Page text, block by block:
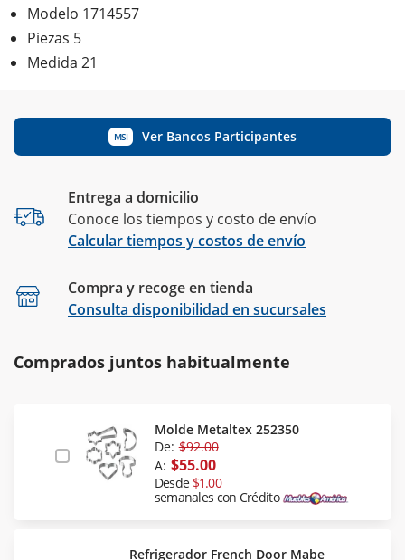
Modelo 1714557
Piezas 5
Medida 21
MSI Ver Bancos Participantes
Entrega a domicilio
Conoce los tiempos y costo de envío
Calcular tiempos y costos de envío
Compra y recoge en tienda
Consulta disponibilidad en sucursales
Comprados juntos habitualmente
Molde Metaltex 252350
De: $92.00
A: $55.00
Desde $1.00
semanales con Crédito
Refrigerador French Door Mabe